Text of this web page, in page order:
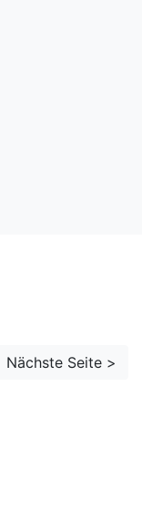
Nächste Seite >